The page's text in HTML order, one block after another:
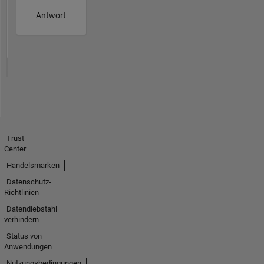
Antwort
Trust
Center
Handelsmarken
Datenschutz-
Richtlinien
Datendiebstahl
verhindern
Status von
Anwendungen